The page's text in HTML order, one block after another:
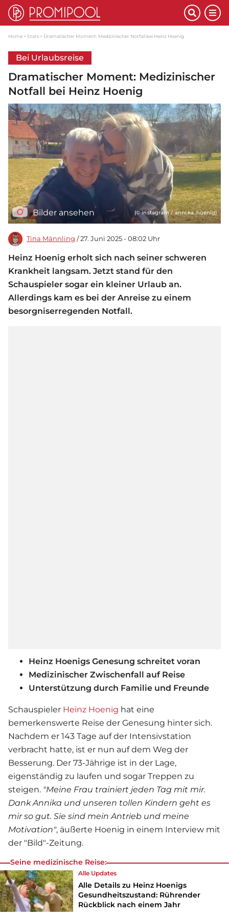
Home Stars Dramatischer Moment: Medizinischer Notfall bei Heinz Hoenig
Bei Urlaubsreise
Dramatischer Moment: Medizinischer
Notfall bei Heinz Hoenig
Bilder ansehen (© instagram / anni.ka_hoenig)
Tina Männling / 27. Juni 2025 - 08:02 Uhr
Heinz Hoenig erholt sich nach seiner schweren
Krankheit langsam. Jetzt stand für den
Schauspieler sogar ein kleiner Urlaub an.
Allerdings kam es bei der Anreise zu einem
besorgniserregenden Notfall.
Heinz Hoenigs Genesung schreitet voran
Medizinischer Zwischenfall auf Reise
Unterstützung durch Familie und Freunde
Schauspieler Heinz Hoenig hat eine
bemerkenswerte Reise der Genesung hinter sich.
Nachdem er 143 Tage auf der Intensivstation
verbracht hatte, ist er nun auf dem Weg der
Besserung. Der 73-Jährige ist in der Lage,
eigenständig zu laufen und sogar Treppen zu
steigen. "Meine Frau trainiert jeden Tag mit mir.
Dank Annika und unseren tollen Kindern geht es
mir so gut. Sie sind mein Antrieb und meine
Motivation", äußerte Hoenig in einem Interview mit
der "Bild"-Zeitung.
Seine medizinische Reise:
Alle Updates
Alle Details zu Heinz Hoenigs
Gesundheitszustand: Rührender
Rückblick nach einem Jahr